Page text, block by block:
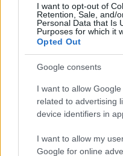
I want to opt-out of
Retention, Sale, and/
Personal Data that Is
Purposes for which it
Opted Out
Google consents
I want to allow
related to advertising
device identifiers in
I want to allow my
Google for online
Componentistica. Nel sito
con le Offerte di Lavoro
filiera. Metalmeccanici
quanto viene aggiornato
pertanto considerarsi un
n. 62 del 07.03.2001
Tiburtina, 5 - 00185 Roma